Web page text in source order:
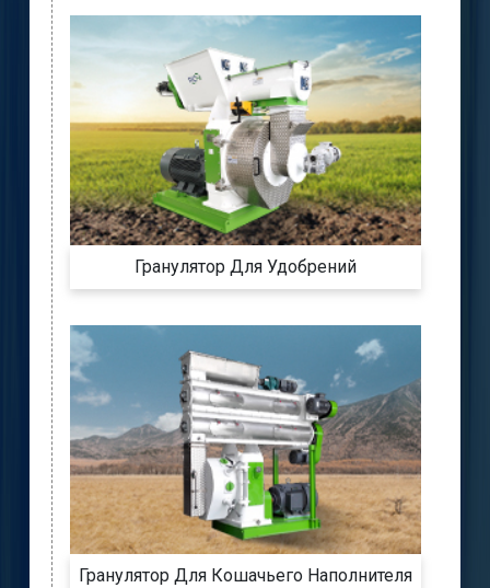
Гранулятор Для Удобрений
Гранулятор Для Кошачьего Наполнителя